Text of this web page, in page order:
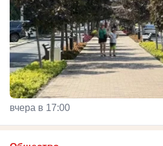
вчера в 17:00